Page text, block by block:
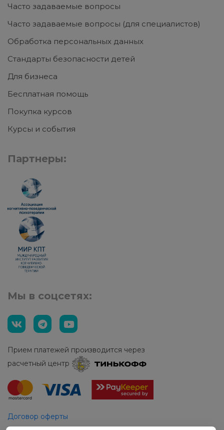
Часто задаваемые вопросы
Часто задаваемые вопросы (для специалистов)
Обработка персональных данных
Стандарты безопасности детей
Для бизнеса
Бесплатная помощь
Покупка курсов
Курсы и события
Партнеры:
Мы в соцсетях:
Прием платежей производится через
расчетный центр
Договор оферты